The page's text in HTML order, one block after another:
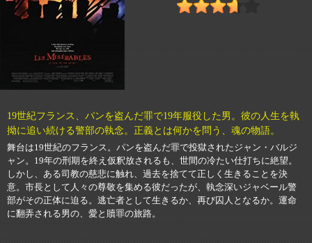
19世紀フランス、パンを盗んだ罪で19年服役した男。彼の人生を執
拗に追い続ける警部の執念。正義とは何かを問う、魂の物語。
舞台は19世紀のフランス。パンを盗んだ罪で投獄されたジャン・バルジ
ャン。19年の刑期を終え仮釈放されるも、世間の冷たい仕打ちに絶望。
しかし、ある司教の慈悲に触れ、過去を捨てて正しく生きることを決
意。市長として人々の尊敬を集める彼だったが、執念深いジャベール警
部がその正体に迫る。逃亡者として生きるか、再び囚人となるか。運命
に翻弄される男の、愛と贖罪の旅路。